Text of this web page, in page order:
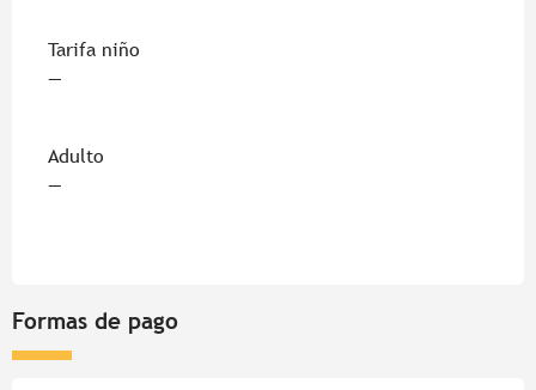
Tarifa niño
—
Adulto
—
Formas de pago